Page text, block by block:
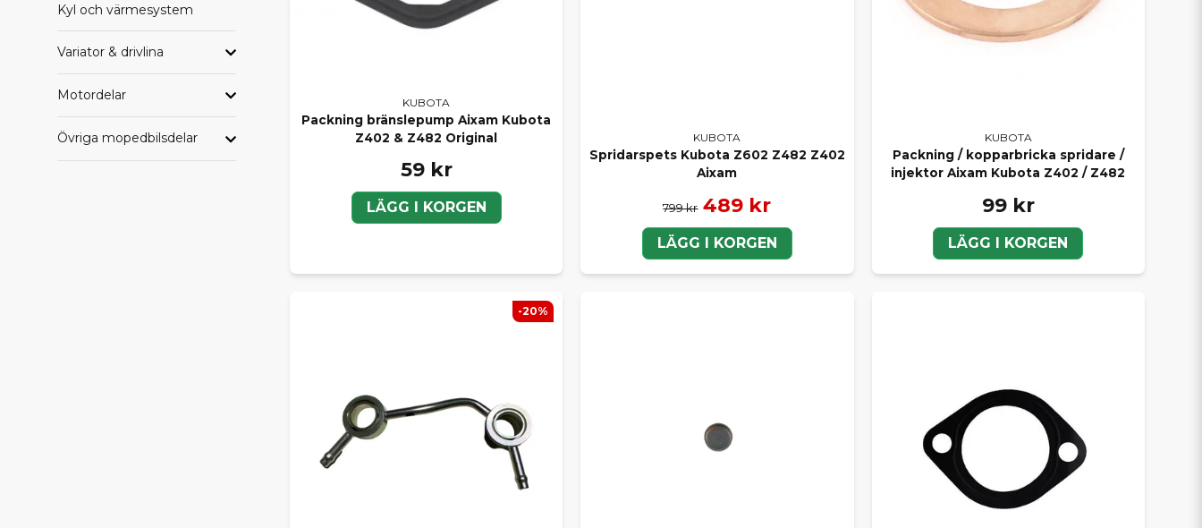
Kyl och värmesystem
Variator & drivlina
Motordelar
Övriga mopedbilsdelar
KUBOTA
Packning bränslepump Aixam Kubota
Z402 & Z482 Original
59 kr
LÄGG I KORGEN
KUBOTA
Spridarspets Kubota Z602 Z482 Z402
Aixam
799 kr 489 kr
LÄGG I KORGEN
KUBOTA
Packning / kopparbricka spridare /
injektor Aixam Kubota Z402 / Z482
99 kr
LÄGG I KORGEN
-20%